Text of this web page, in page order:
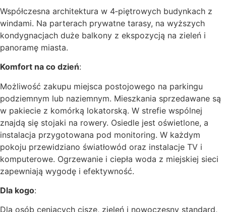
Współczesna architektura w 4‑piętrowych budynkach z
windami. Na parterach prywatne tarasy, na wyższych
kondygnacjach duże balkony z ekspozycją na zieleń i
panoramę miasta.
Komfort na co dzień:
Możliwość zakupu miejsca postojowego na parkingu
podziemnym lub naziemnym. Mieszkania sprzedawane są
w pakiecie z komórką lokatorską. W strefie wspólnej
znajdą się stojaki na rowery. Osiedle jest oświetlone, a
instalacja przygotowana pod monitoring. W każdym
pokoju przewidziano światłowód oraz instalacje TV i
komputerowe. Ogrzewanie i ciepła woda z miejskiej sieci
zapewniają wygodę i efektywność.
Dla kogo:
Dla osób ceniących ciszę, zieleń i nowoczesny standard,